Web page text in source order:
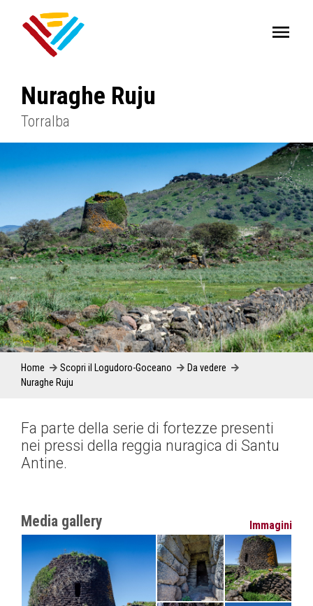
Nuraghe Ruju
Torralba
Home Scopri il Logudoro-Goceano
Da vedere
Nuraghe Ruju
Fa parte della serie di fortezze presenti
nei pressi della reggia nuragica di Santu
Antine.
Media gallery Immagini